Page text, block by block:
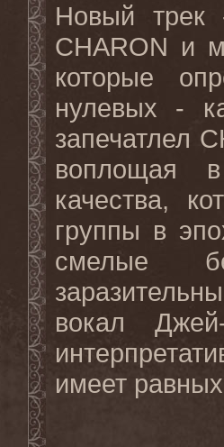
Новый трек
CHARON и
которые
нулевых -
запечатлел
воплощая
качества,
группы в
смелые
вокал
имеет